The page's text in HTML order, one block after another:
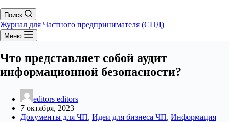
Поиск
Журнал для Частного предпринимателя (СПД)
Меню
Что представляет собой аудит
информационной безопасности?
editors editors
7 октября, 2023
Документы для ЧП, Идеи для бизнеса ЧП, Информация